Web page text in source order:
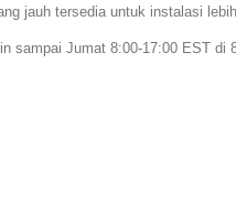
jauh tersedia untuk instalasi
sampai Jumat 8:00-17:00 EST di